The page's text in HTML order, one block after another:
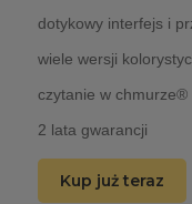
dotykowy interfejs i
wiele wersji
czytanie w chmurze®
2 lata gwarancji
Kup już teraz